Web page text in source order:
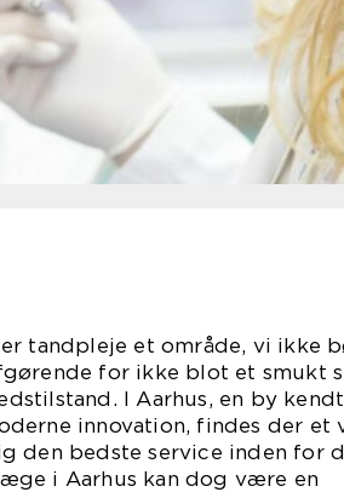
tandpleje et område, vi ikke
for ikke blot et smukt
I Aarhus, en by
innovation, findes der et
den bedste service inden for
i Aarhus kan dog være en